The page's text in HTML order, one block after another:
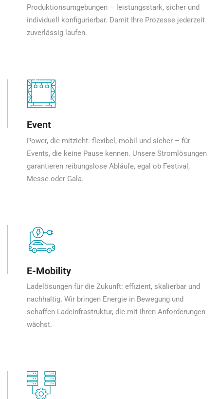
Produktionsumgebungen – leistungsstark, sicher und
individuell konfigurierbar. Damit Ihre Prozesse jederzeit
zuverlässig laufen.
Event
Power, die mitzieht: flexibel, mobil und sicher – für
Events, die keine Pause kennen. Unsere Stromlösungen
garantieren reibungslose Abläufe, egal ob Festival,
Messe oder Gala.
E-Mobility
Ladelösungen für die Zukunft: effizient, skalierbar und
nachhaltig. Wir bringen Energie in Bewegung und
schaffen Ladeinfrastruktur, die mit Ihren Anforderungen
wächst.